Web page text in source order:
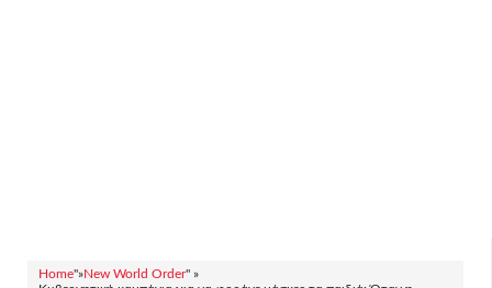
Home"»New World Order" »